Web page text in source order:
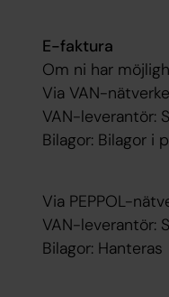
E-faktura
Om ni har
Via VAN-
VAN-leverantör:
Bilagor: Bilagor i
Via PEPPOL-
VAN-leverantör:
Bilagor: Hanteras